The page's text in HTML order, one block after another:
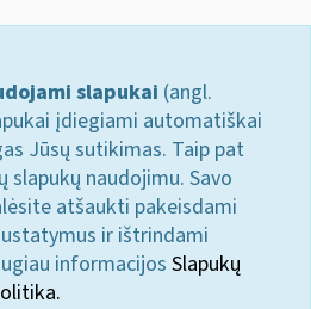
slapukai (angl.
įdiegiami automatiškai
Jūsų sutikimas. Taip pat
naudojimu. Savo
atšaukti pakeisdami
ir ištrindami
informacijos Slapukų